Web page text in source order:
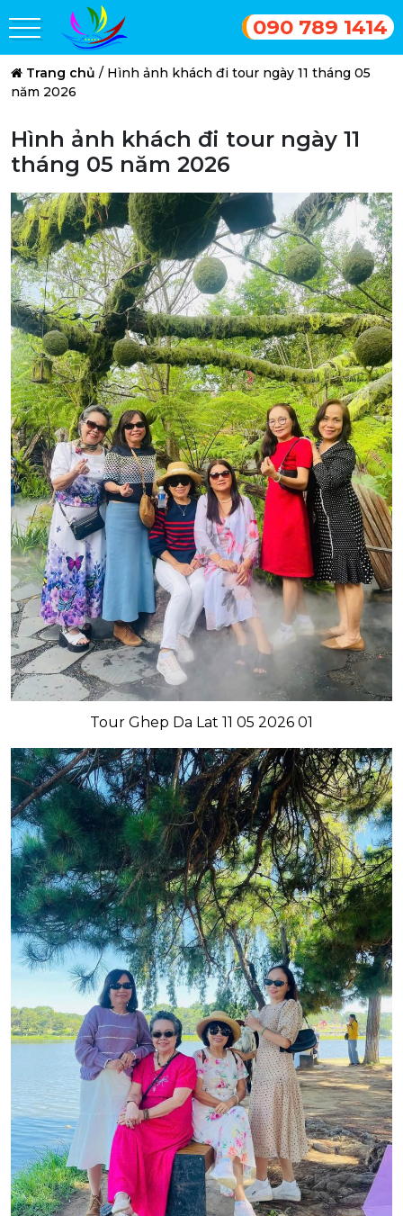
090 789 1414
Trang chủ / Hình ảnh khách đi tour ngày 11 tháng 05
năm 2026
Hình ảnh khách đi tour ngày 11
tháng 05 năm 2026
Tour Ghep Da Lat 11 05 2026 01